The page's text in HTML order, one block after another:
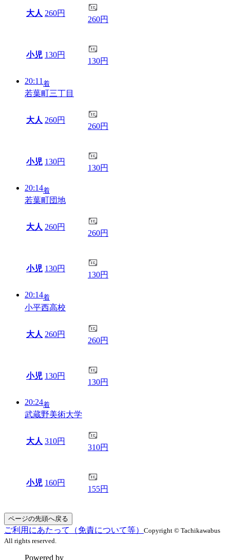
大人 260円
260円
小児 130円
130円
20:11 着
若葉町三丁目
大人 260円
260円
小児 130円
130円
20:14着
若葉町団地
大人 260円
260円
小児 130円
130円
20:14着
小平西高校
大人 260円
260円
小児 130円
130円
20:24着
武蔵野美術大学
大人 310円
310円
小児 160円
155円
ページの先頭へ戻る
ご利用にあたって（免責について等） Copyright © Tachikawabus
All rights reserved.
Powered by